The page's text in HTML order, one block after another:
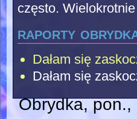
często.
raporty
Dałam się
Dałam się
Obrydka, pon.,